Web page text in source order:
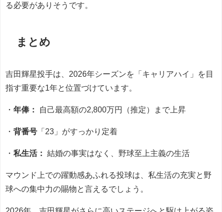
る必要がありそうです。
まとめ
吉田輝星投手は、2026年シーズンを「キャリアハイ」を目
指す重要な1年と位置づけています。
・ 年俸： 自己最高額の2,800万円（推定）まで上昇
・ 背番号 「23」がすっかり定着
・ 私生活： 結婚の事実はなく、野球至上主義の生活
マウンド上での躍動感あふれる投球は、私生活の充実と野
球への集中力の賜物と言えるでしょう。